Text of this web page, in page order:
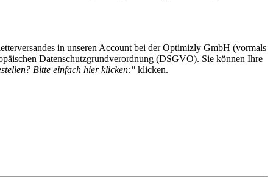
in unseren Account bei der Optimizly GmbH (vormals
Datenschutzgrundverordnung (DSGVO). Sie können Ihre
Bitte einfach hier klicken:" klicken.